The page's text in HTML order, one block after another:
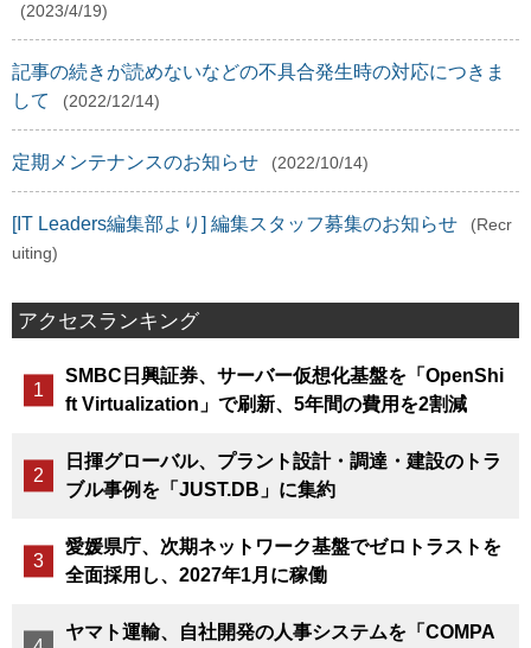
(2023/4/19)
記事の続きが読めないなどの不具合発生時の対応につきま
して
(2022/12/14)
定期メンテナンスのお知らせ (2022/10/14)
[IT Leaders編集部より] 編集スタッフ募集のお知らせ
(Recr
uiting)
アクセスランキング
SMBC日興証券、サーバー仮想化基盤を「OpenShi
ft Virtualization」で刷新、5年間の費用を2割減
日揮グローバル、プラント設計・調達・建設のトラ
ブル事例を「JUST.DB」に集約
愛媛県庁、次期ネットワーク基盤でゼロトラストを
全面採用し、2027年1月に稼働
ヤマト運輸、自社開発の人事システムを「COMPA